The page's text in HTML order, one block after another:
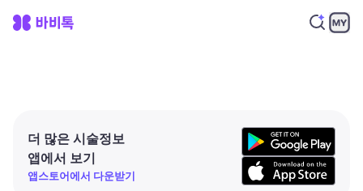
더 많은 시술정보
앱에서 보기
앱스토어에서 다운받기